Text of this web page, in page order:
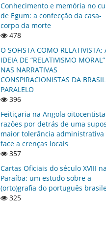
Conhecimento e memória no
de Egum: a confecção da casa-
corpo da morte
478
O SOFISTA COMO RELATIVISTA:
IDEIA DE “RELATIVISMO MORAL”
NAS NARRATIVAS
CONSPIRACIONISTAS DA BRASIL
PARALELO
396
Feitiçaria na Angola
razões por detrás de uma
maior tolerância administrativa
face a crenças locais
357
Cartas Oficiais do século XVIII na
Paraí­ba: um estudo sobre a
(orto)grafia do português
325